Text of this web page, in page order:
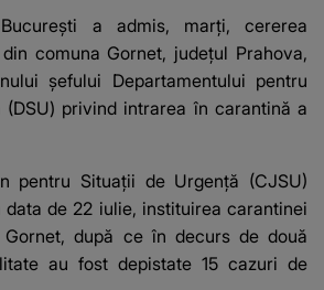
a admis, marţi, cererea
comuna Gornet, judeţul Prahova,
şefului Departamentului pentru
(DSU) privind intrarea în carantină a
pentru Situaţii de Urgenţă (CJSU)
de 22 iulie, instituirea carantinei
, după ce în decurs de două
au fost depistate 15 cazuri de